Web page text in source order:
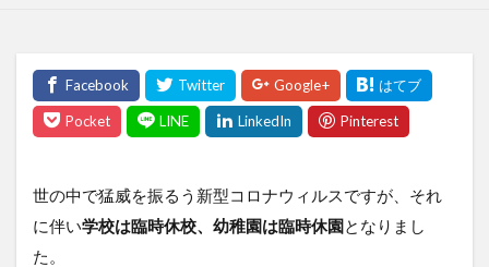
世の中で猛威を振るう新型コロナウィルスですが、それ
に伴い学校は臨時休校、幼稚園は臨時休園となりまし
た。